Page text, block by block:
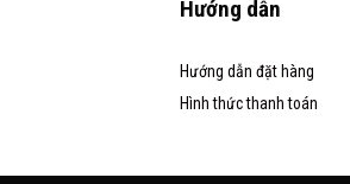
Hướng dẫn
Hướng dẫn đặt hàng
Hình thức thanh toán